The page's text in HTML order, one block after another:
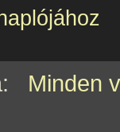
Minden